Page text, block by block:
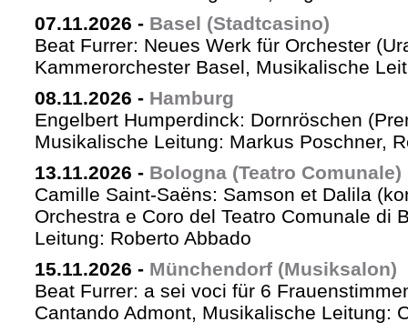
07.11.2026 - Basel (Stadtcasino)
Beat Furrer: Neues Werk für Orchester
Kammerorchester Basel, Musikalische
08.11.2026 - Hamburg
Engelbert Humperdinck: Dornröschen
Musikalische Leitung: Markus Poschner,
13.11.2026 - Bologna (Teatro Comunale)
Camille Saint-Saëns: Samson et Dalila
Orchestra e Coro del Teatro Comunale di
Leitung: Roberto Abbado
15.11.2026 - Münchendorf (Musiksalon)
Beat Furrer: a sei voci für 6
Cantando Admont, Musikalische Leitung: